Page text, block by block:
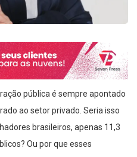
pública é sempre apontado
ao setor privado. Seria isso
brasileiros, apenas 11,3
Ou por que esses
grandes desafios para se